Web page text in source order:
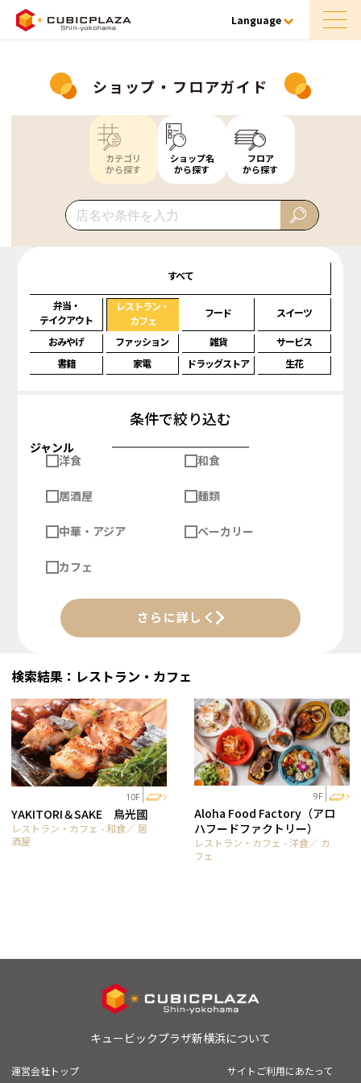
Language
ショップ・フロアガイド
カテゴリ
から探す
ショップ名
から探す
フロア
から探す
すべて
弁当・
テイクアウト
レストラン・
カフェ
フード スイーツ
おみやげ ファッション 雑貨
サービス
書籍
家電 ドラッグストア 生花
条件で絞り込む
ジャンル
洋食
和食
居酒屋 麺類
中華・アジア ベーカリー
カフェ
さらに詳しく
検索結果：レストラン・カフェ
10F
YAKITORI＆SAKE 鳥光國
レストラン・カフェ - 和食／ 居
酒屋
9F
Aloha Food Factory（アロ
ハフードファクトリー）
レストラン・カフェ - 洋食／ カ
フェ
キュービックプラザ新横浜について
運営会社トップ サイトご利用にあたって